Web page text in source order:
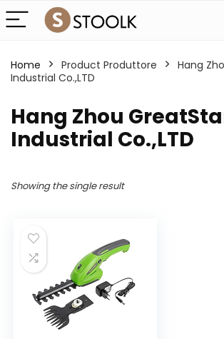
Home Product Produttore
‎Hang
Industrial Co.,LTD
‎Hang Zhou
Industrial Co.,LTD
Showing the single result